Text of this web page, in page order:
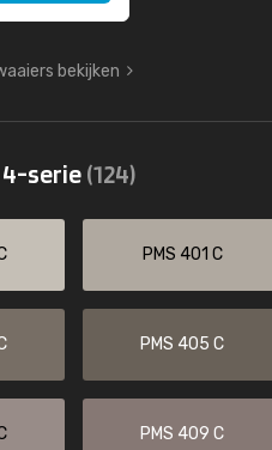
bekijken
4-serie(124)
PMS 401 C
PMS 405 C
PMS 409 C